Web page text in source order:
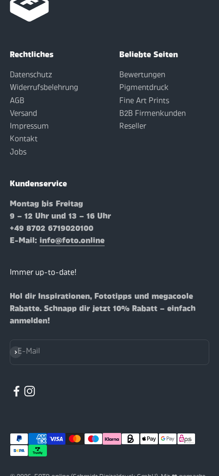
Rechtliches
Datenschutz
Widerrufsbelehrung
AGB
Versand
Impressum
Kontakt
Jobs
Kundenservice
Montag bis Freitag
9 – 12 Uhr und 13 – 16 Uhr
+49 8702 6719020100
E-Mail: info@foto.online
Beliebte Seiten
Bewertungen
Pigmentdruck
Fine Art Prints
B2B Firmenkunden
Reseller
Immer up-to-date!
Hol dir Inspirationen, Fototipps und megacoole
Rabatte. Schnapp dir jetzt 10% Rabatt – einfach
anmelden!
E-Mail
Abonnieren